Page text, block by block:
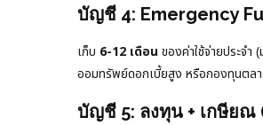
บัญชี 4: Emergency
เก็บ 6-12 เดือน ของค่าใช้จ่ายประจ
ออมทรัพย์ดอกเบี้ยสูง หรือกองทุนตล
บัญชี 5: ลงทุน + เกษียณ